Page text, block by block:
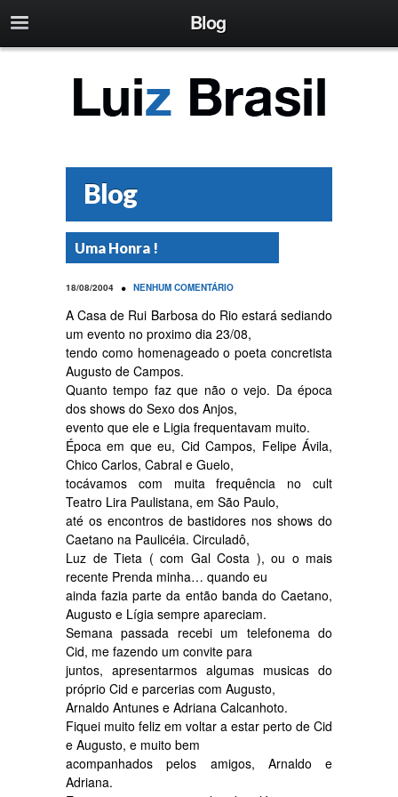
Blog
Blog
Uma Honra !
18/08/2004 • NENHUM COMENTÁRIO
A Casa de Rui Barbosa do Rio estará sediando
um evento no proximo dia 23/08,
tendo como homenageado o poeta concretista
Augusto de Campos.
Quanto tempo faz que não o vejo. Da época
dos shows do Sexo dos Anjos,
evento que ele e Ligia frequentavam muito.
Época em que eu, Cid Campos, Felipe Ávila,
Chico Carlos, Cabral e Guelo,
tocávamos com muita frequência no cult
Teatro Lira Paulistana, em São Paulo,
até os encontros de bastidores nos shows do
Caetano na Paulicéia. Circuladô,
Luz de Tieta ( com Gal Costa ), ou o mais
recente Prenda minha… quando eu
ainda fazia parte da então banda do Caetano,
Augusto e Lígia sempre apareciam.
Semana passada recebi um telefonema do
Cid, me fazendo um convite para
juntos, apresentarmos algumas musicas do
próprio Cid e parcerias com Augusto,
Arnaldo Antunes e Adriana Calcanhoto.
Fiquei muito feliz em voltar a estar perto de Cid
e Augusto, e muito bem
acompanhados pelos amigos, Arnaldo e
Adriana.